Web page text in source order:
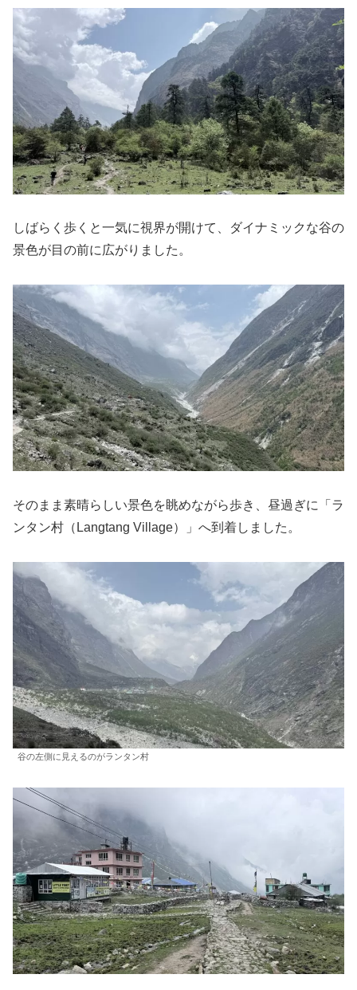
しばらく歩くと一気に視界が開けて、ダイナミックな谷の
景色が目の前に広がりました。
そのまま素晴らしい景色を眺めながら歩き、昼過ぎに「ラ
ンタン村（Langtang Village）」へ到着しました。
谷の左側に見えるのがランタン村